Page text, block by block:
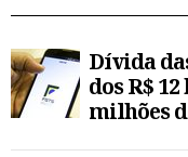
Dívida
dos R$
milhões